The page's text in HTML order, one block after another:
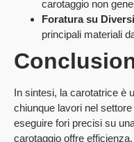
carotaggio non
Foratura su
principali materiali
In sintesi, la carotatrice è
chiunque lavori nel
eseguire fori precisi su
carotaggio offre